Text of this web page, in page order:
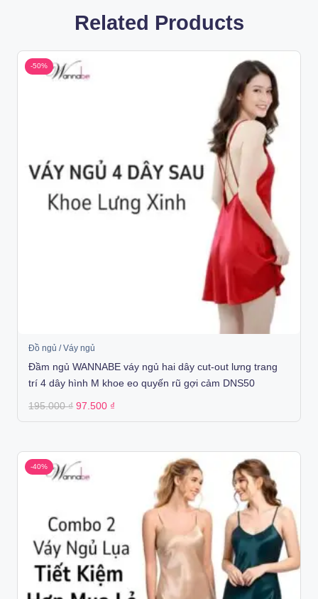
Related Products
-50%
Đồ ngủ / Váy ngủ
Đầm ngủ WANNABE váy ngủ hai dây cut-out lưng trang
trí 4 dây hình M khoe eo quyến rũ gợi cảm DNS50
195.000₫ Original
was:
97.500 ₫
is:
-40%